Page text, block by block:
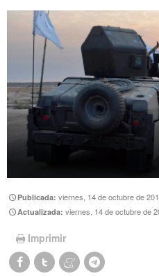
https://
Publicada:viernes, 14 de octubre de
Actualizada:viernes, 14 de octubre de
Imprimir